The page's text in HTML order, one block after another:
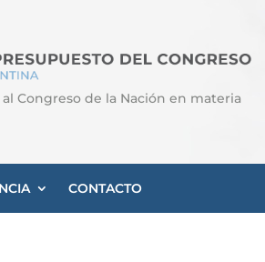
Congreso de la Nación en materia
CONTACTO